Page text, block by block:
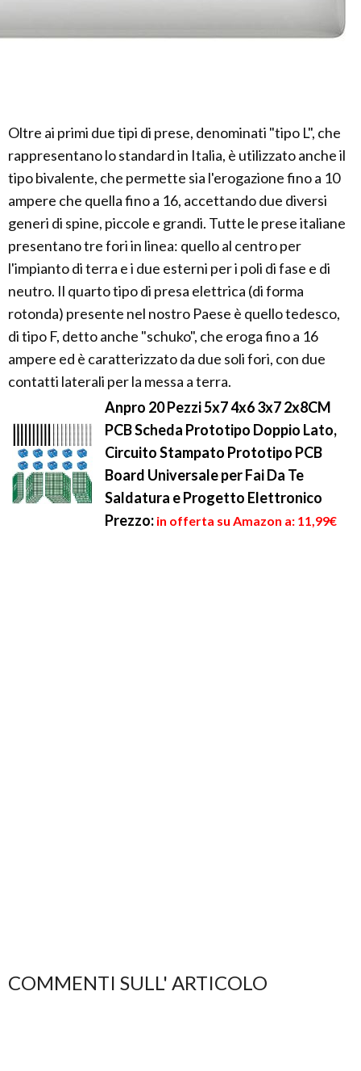
Oltre ai primi due tipi di prese, denominati "tipo L", che
rappresentano lo standard in Italia, è utilizzato anche il
tipo bivalente, che permette sia l'erogazione fino a 10
ampere che quella fino a 16, accettando due diversi
generi di spine, piccole e grandi. Tutte le prese italiane
presentano tre fori in linea: quello al centro per
l'impianto di terra e i due esterni per i poli di fase e di
neutro. Il quarto tipo di presa elettrica (di forma
rotonda) presente nel nostro Paese è quello tedesco,
di tipo F, detto anche "schuko", che eroga fino a 16
ampere ed è caratterizzato da due soli fori, con due
contatti laterali per la messa a terra.
Anpro 20 Pezzi 5x7 4x6 3x7 2x8CM
PCB Scheda Prototipo Doppio Lato,
Circuito Stampato Prototipo PCB
Board Universale per Fai Da Te
Saldatura e Progetto Elettronico
Prezzo: in offerta su Amazon a: 11,99€
COMMENTI SULL' ARTICOLO